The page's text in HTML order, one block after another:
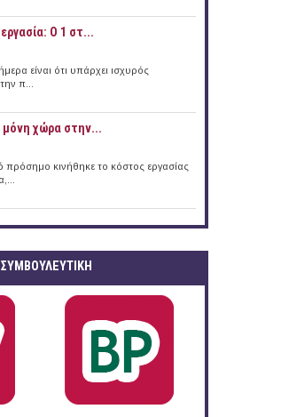
of Cambridge, UK (2015)
Ο 1 στ...
είναι ότι υπάρχει ισχυρός
π...
μόνη χώρα στην...
πρόσημο κινήθηκε το κόστος εργασίας